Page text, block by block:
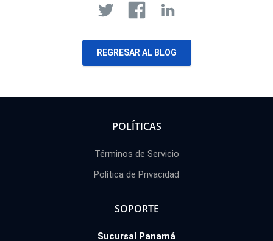
REGRESAR AL BLOG
POLÍTICAS
Términos de Servicio
Política de Privacidad
SOPORTE
Sucursal Panamá